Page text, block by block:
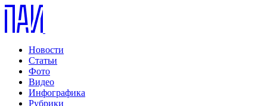
Новости
Статьи
Фото
Видео
Инфографика
Рубрики